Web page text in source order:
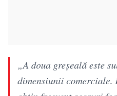
„A doua greșeală este
dimensiunii